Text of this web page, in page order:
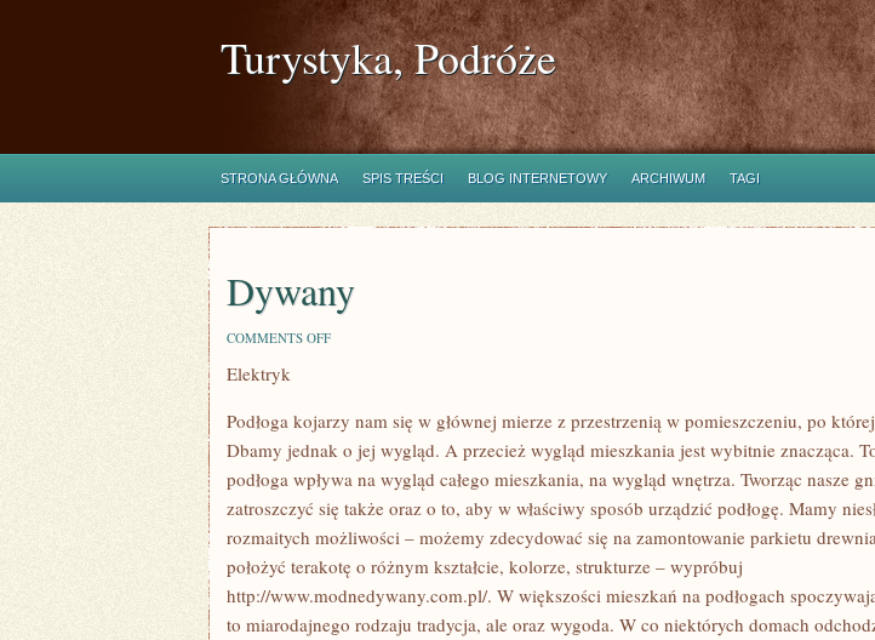
Turystyka, Podróże
STRONA GŁÓWNA SPIS TREŚCI BLOG INTERNETOWY ARCHIWUM TAGI
Dywany
COMMENTS OFFON
Elektryk
Podłoga kojarzy nam się w głównej mierze z przestrzenią w pomieszczeniu, po
Dbamy jednak o jej wygląd. A przecież wygląd mieszkania jest wybitnie znacząca.
podłoga wpływa na wygląd całego mieszkania, na wygląd wnętrza. Tworząc nasze
zatroszczyć się także oraz o to, aby w właściwy sposób urządzić podłogę. Mamy
rozmaitych możliwości – możemy zdecydować się na zamontowanie parkietu
położyć terakotę o różnym kształcie, kolorze, strukturze – wypróbuj
http://www.modnedywany.com.pl/. W większości mieszkań na podłogach
to miarodajnego rodzaju tradycja, ale oraz wygoda. W co niektórych domach